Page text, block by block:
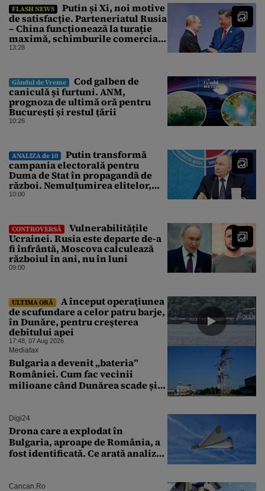
FLASH NEWS
Putin și Xi, noi motive
de satisfacție. Parteneriatul Rusia
– China funcționează la turație
maximă, schimburile comerciale
ating niveluri record
13:28
Gândul de Vreme
Cod galben de
caniculă și furtuni. ANM,
prognoza de ultimă oră pentru
București și restul țării
10:26
ANALIZA de 10
Putin transformă
campania electorală pentru
Duma de Stat în propagandă de
război. Nemulțumirea elitelor,
tratată cu indiferență la Kremlin
10:00
CONTROVERSĂ
Vulnerabilitățile
Ucrainei. Rusia este departe de-a
fi înfrântă, Moscova calculează
războiul în ani, nu în luni
09:00
ULTIMA ORĂ
A început operaţiunea
de scufundare a celor patru barje,
în Dunăre, pentru creşterea
debitului apei
17:48, 07 Aug 2026
Mediafax
Bulgaria a devenit „bateria”
României. Cum fac vecinii
milioane când Dunărea scade și
Digi24
Drona care a explodat în
Bulgaria, aproape de România, a
fost identificată. Ce arată analiza
Cancan.ro